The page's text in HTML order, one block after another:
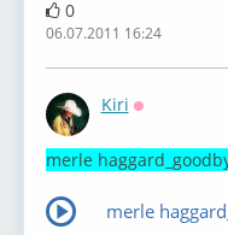
0
06.07.2011 16:24
Kiri
merle
merle